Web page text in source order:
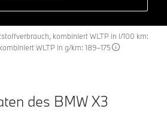
kombiniert WLTP in l/100 km:
WLTP in g/km: 189–175
des BMW X3